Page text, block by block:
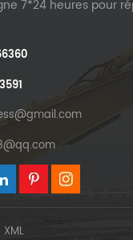
7*24 heures pour
XML